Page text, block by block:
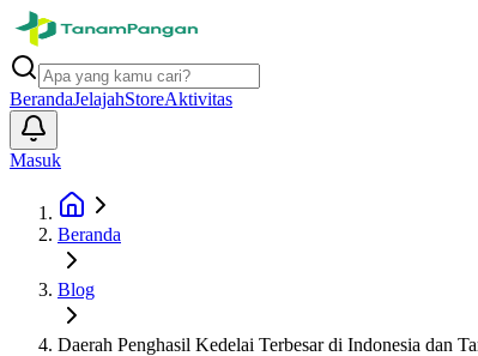
BerandaJelajahStoreAktivitas
Masuk
Beranda
Blog
Daerah Penghasil Kedelai Terbesar di Indonesia dan